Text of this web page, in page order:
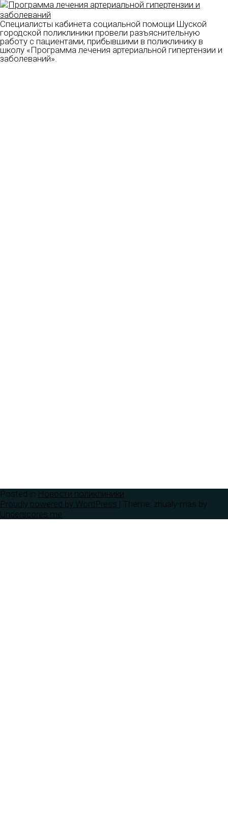
Специалисты кабинета социальной помощи Шуской
городской поликлиники провели разъяснительную
работу с пациентами, прибывшими в поликлинику в
школу «Программа лечения артериальной гипертензии и
заболеваний».
Posted in Новости поликлиники
Proudly powered by WordPress | Theme: zhualy-mas by
Underscores.me